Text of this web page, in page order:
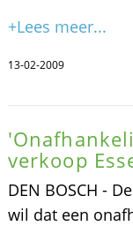
+Lees meer...
13-02-2009
verkoop
DEN BOSCH -
wil dat een